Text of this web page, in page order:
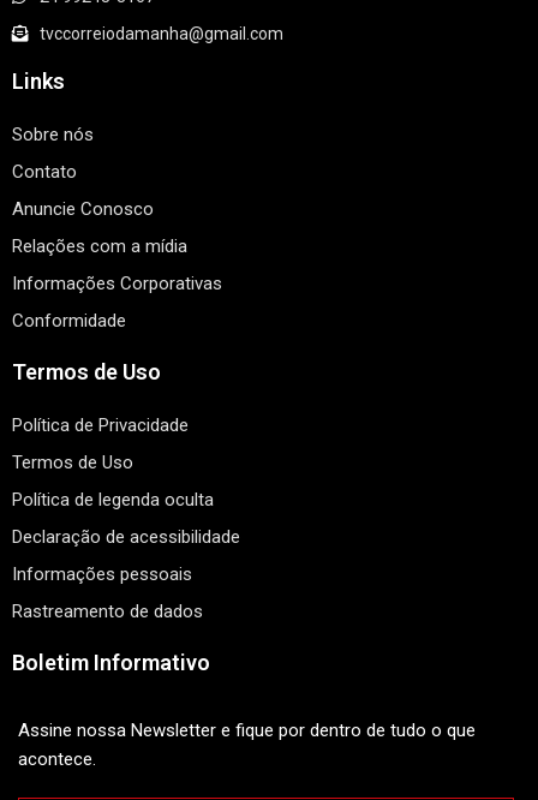
tvccorreiodamanha@gmail.com
Links
Sobre nós
Contato
Anuncie Conosco
Relações com a mídia
Informações Corporativas
Conformidade
Termos de Uso
Política de Privacidade
Termos de Uso
Política de legenda oculta
Declaração de acessibilidade
Informações pessoais
Rastreamento de dados
Boletim Informativo
Assine nossa Newsletter e fique por dentro de tudo o que
acontece.